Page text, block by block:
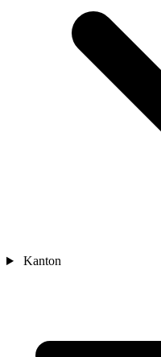
Kanton